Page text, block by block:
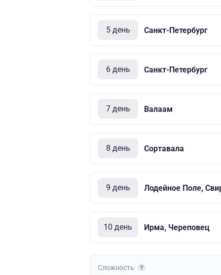
5 день Санкт-Петербург
6 день Санкт-Петербург
7 день Валаам
8 день Сортавала
9 день Лодейное Поле,
10 день Ирма, Череповец
Сложность